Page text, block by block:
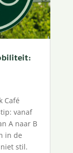
Café
vanaf
A naar B
in de
stil.